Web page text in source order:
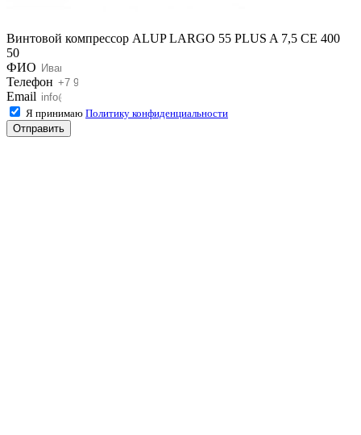
Винтовой компрессор ALUP LARGO 55 PLUS A 7,5 CE 400
50
ФИО
Телефон
Email
Я принимаю Политику конфиденциальности
Отправить